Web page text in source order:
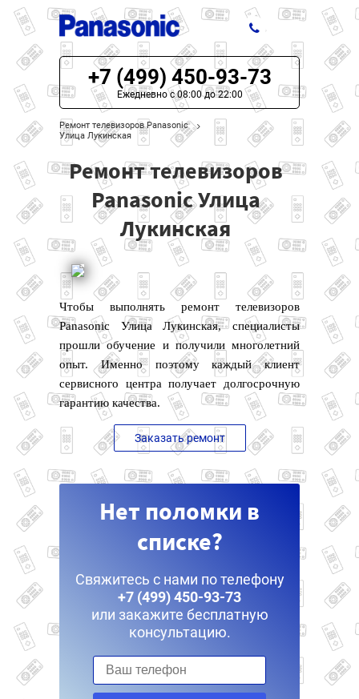
ЦЕНЫ НА РЕМОНТ
О СЕРВИСЕ
МОДЕЛИ PANASONIC
НАШИ КОНТАКТЫ
+7 (499) 450-93-73
Ежедневно с 08:00 до 22:00
Ремонт телевизоров Panasonic
Улица Лукинская
Ремонт телевизоров
Panasonic Улица
Лукинская
Чтобы выполнять ремонт телевизоров
Panasonic Улица Лукинская, специалисты
прошли обучение и получили многолетний
опыт. Именно поэтому каждый клиент
сервисного центра получает долгосрочную
гарантию качества.
Заказать ремонт
Нет поломки в
списке?
Свяжитесь с нами по телефону
+7 (499) 450-93-73
или закажите бесплатную
консультацию.